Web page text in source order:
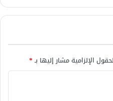
الإلزامية مشار إليها بـ*